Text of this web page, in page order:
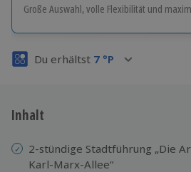
Große Auswahl, volle Flexibilität und
Volle Flexibilität
3 Jahre gültig & verlängerbar.
Du erhältst 7 °P
Inhalt
2-stündige Stadtführung „Die
Karl-Marx-Allee“